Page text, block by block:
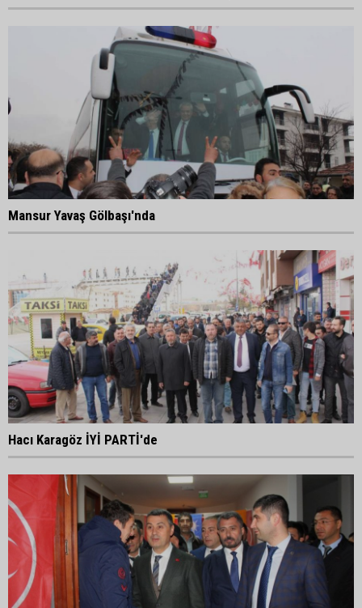
Mansur Yavaş Gölbaşı'nda
Hacı Karagöz İYİ PARTİ'de